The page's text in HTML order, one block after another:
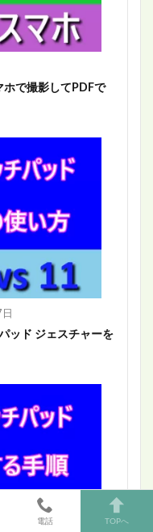
で撮影してPDFで
ッド ジェスチャーを
電話 TOPへ